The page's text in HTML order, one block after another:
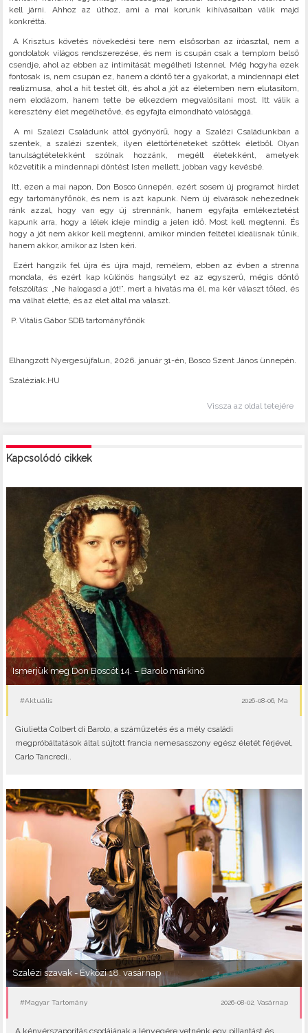
kell járni. Ahhoz az úthoz, ami a mai korunk kihívásaiban válik majd
konkréttá.
A Krisztus követés növekedési tere nem elsősorban az íróasztal, nem a
gondolatok világos rendszerezése, és nem is csupán csak a templom belső
csendje, ahol az ebben az intimitását megélheti Istennel. Még hogyha ezek
fontosak is, nem csupán ez, hanem a döntő tér a gyakorlat, a mindennapi élet
realizmusa, ahol a hit testet ölt, és ahol a jót az életemben nem elutasítom,
nem elodázom, hanem tette be elkezdem megvalósítani most. Itt válik a
keresztény élet megélhetővé, és egyfajta elmondható valósággá.
A mi Szalézi Családunk attól gyönyörű, hogy a Szalézi Családunkban a
szentek, a szalézi szentek, ilyen élettörténeteket szőttek életből. Olyan
tanulságtételekként szólnak hozzánk, megélt életekként, amelyek
közvetítik a mindennapi döntést Isten mellett, jobban vagy kevésbé.
Itt, ezen a mai napon, Don Bosco ünnepén, ezért sosem új programot hirdet
egy tartományfőnök, és nem is azt kapunk. Nem új elvárások nehezednek
ránk azzal, hogy van egy új strennánk, hanem egyfajta emlékeztetést
kapunk arra, hogy a lélek ideje mindig a jelen idő. Most kell megtenni. És
hogy a jót nem akkor kell megtenni, amikor minden feltétel ideálisnak tűnik,
hanem akkor, amikor az Isten kéri.
Ezért hangzik fel újra és újra majd, remélem, ebben az évben a strenna
mondata, és ezért kap különös hangsúlyt ez az egyszerű, mégis döntő
felszólítás: „Ne halogasd a jót!”, mert a hivatás ma él, ma kér választ tőled, és
ma válhat életté, és az élet által ma választ.
P. Vitális Gábor SDB tartományfőnök
Elhangzott Nyergesújfalun, 2026. január 31-én, Bosco Szent János ünnepén.
Szaléziak.HU
Vissza az oldal tetejére
Kapcsolódó cikkek
Ismerjük meg Don Boscót 14. – Barolo márkinő
#Aktuális 2026-08-06, Ma
Giulietta Colbert di Barolo, a száműzetés és a mély családi
megpróbáltatások által sújtott francia nemesasszony egész életét férjével,
Carlo Tancredi..
Szalézi szavak - Évközi 18. vasárnap
#Magyar Tartomány 2026-08-02, Vasárnap